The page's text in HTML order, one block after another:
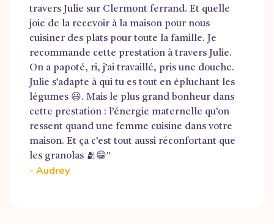
travers Julie sur Clermont ferrand. Et quelle
joie de la recevoir à la maison pour nous
cuisiner des plats pour toute la famille. Je
recommande cette prestation à travers Julie.
On a papoté, ri, j’ai travaillé, pris une douche.
Julie s’adapte à qui tu es tout en épluchant les
légumes 😃. Mais le plus grand bonheur dans
cette prestation : l’énergie maternelle qu’on
ressent quand une femme cuisine dans votre
maison. Et ça c’est tout aussi réconfortant que
les granolas 🫂😁"
- Audrey